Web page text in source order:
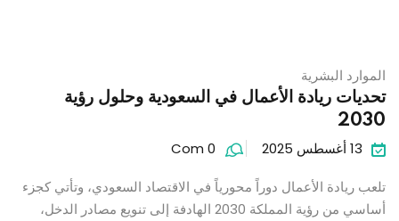
الموارد البشرية
تحديات ريادة الأعمال في السعودية وحلول رؤية
2030
13 أغسطس 2025
Com 0
تلعب ريادة الأعمال دوراً محورياً في الاقتصاد السعودي، وتأتي كجزء
أساسي من رؤية المملكة 2030 الهادفة إلى تنويع مصادر الدخل،